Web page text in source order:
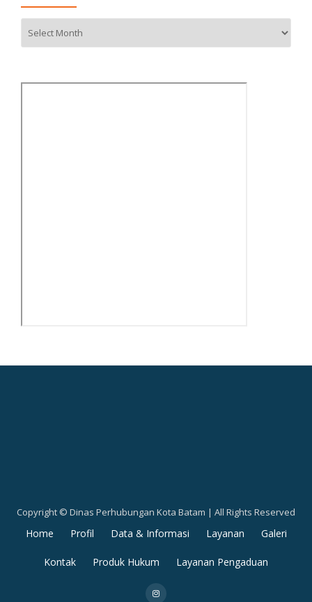
Copyright © Dinas Perhubungan Kota Batam | All Rights Reserved
Secondary
Menu
Home Profil Data & Informasi Layanan Galeri
Kontak Produk Hukum Layanan Pengaduan
fa-